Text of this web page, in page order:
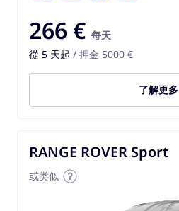
266 € 每天
從 5 天起 / 押金 5000 €
了解更多
RANGE ROVER Sport
或类似